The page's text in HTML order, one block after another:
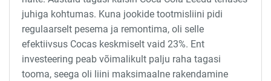
juhiga kohtumas. Kuna jookide tootmisliini pidi
regulaarselt pesema ja remontima, oli selle
efektiivsus Cocas keskmiselt vaid 23%. Ent
investeering peab võimalikult palju raha tagasi
tooma, seega oli liini maksimaalne rakendamine